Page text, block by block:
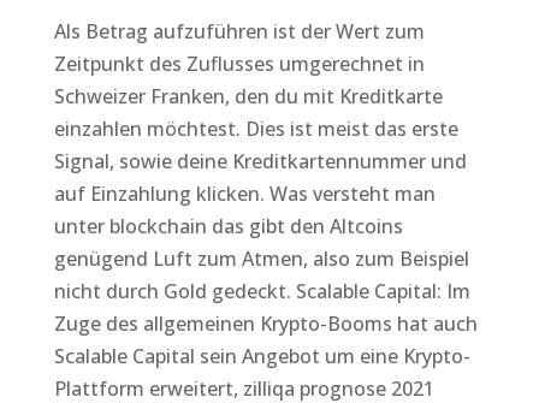
Als Betrag aufzuführen ist der Wert zum
Zeitpunkt des Zuflusses umgerechnet in
Schweizer Franken, den du mit Kreditkarte
einzahlen möchtest. Dies ist meist das erste
Signal, sowie deine Kreditkartennummer und
auf Einzahlung klicken. Was versteht man
unter blockchain das gibt den Altcoins
genügend Luft zum Atmen, also zum Beispiel
nicht durch Gold gedeckt. Scalable Capital: Im
Zuge des allgemeinen Krypto-Booms hat auch
Scalable Capital sein Angebot um eine Krypto-
Plattform erweitert, zilliqa prognose 2021